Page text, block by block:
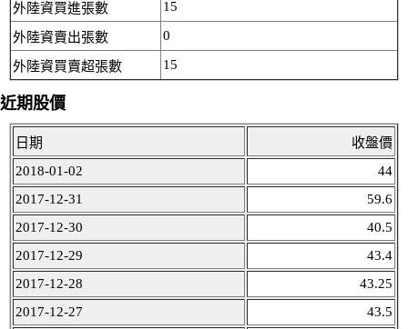
外陸資買進張數
15
外陸資賣出張數 0
外陸資買賣超張數 15
近期股價
日期
收盤價
2018-01-02
44
2017-12-31
59.6
2017-12-30
40.5
2017-12-29
43.4
2017-12-28
43.25
2017-12-27
43.5